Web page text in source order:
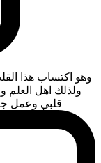
وهو اكتساب هذا
ولذلك اهل العلم
قلبي وعمل